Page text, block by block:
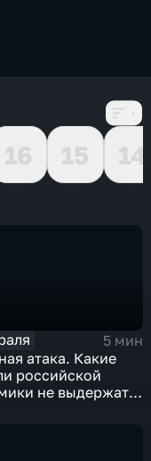
16 15
14
5 мин
атака. Какие
российской
не выдержат